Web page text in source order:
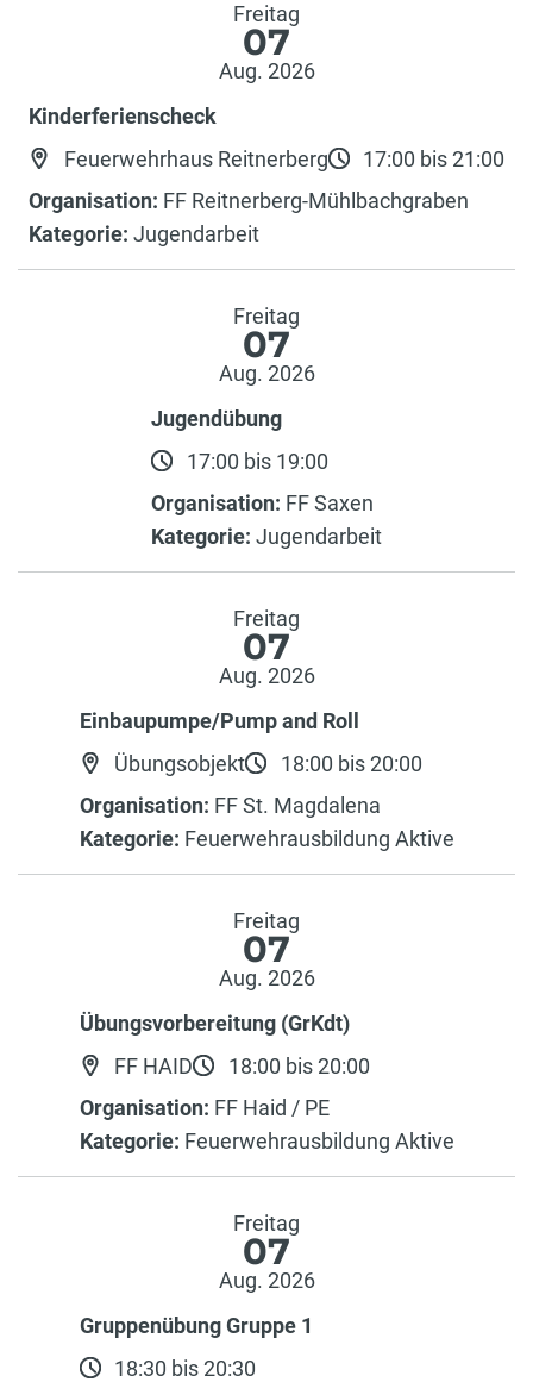
Freitag
07
Aug. 2026
Kinderferienscheck
Feuerwehrhaus Reitnerberg
17:00 bis 21:00
Organisation: FF Reitnerberg-Mühlbachgraben
Kategorie: Jugendarbeit
Freitag
07
Aug. 2026
Jugendübung
17:00 bis 19:00
Organisation: FF Saxen
Kategorie: Jugendarbeit
Freitag
07
Aug. 2026
Einbaupumpe/Pump and Roll
Übungsobjekt
18:00 bis 20:00
Organisation: FF St. Magdalena
Kategorie: Feuerwehrausbildung Aktive
Freitag
07
Aug. 2026
Übungsvorbereitung (GrKdt)
FF HAID
18:00 bis 20:00
Organisation: FF Haid / PE
Kategorie: Feuerwehrausbildung Aktive
Freitag
07
Aug. 2026
Gruppenübung Gruppe 1
18:30 bis 20:30